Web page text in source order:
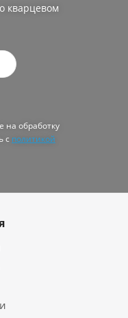
кварцевом
на обработку
с политикой